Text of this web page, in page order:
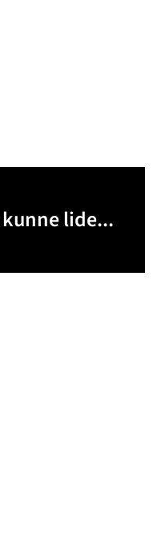
kunne lide...